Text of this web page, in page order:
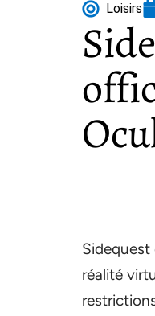
Loisirs
Sidequest
réalité